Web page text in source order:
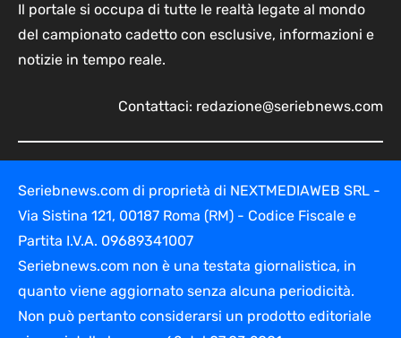
Il portale si occupa di tutte le realtà legate al mondo
del campionato cadetto con esclusive, informazioni e
notizie in tempo reale.
Contattaci: redazione@seriebnews.com
Seriebnews.com di proprietà di NEXTMEDIAWEB SRL -
Via Sistina 121, 00187 Roma (RM) - Codice Fiscale e
Partita I.V.A. 09689341007
Seriebnews.com non è una testata giornalistica, in
quanto viene aggiornato senza alcuna periodicità.
Non può pertanto considerarsi un prodotto editoriale